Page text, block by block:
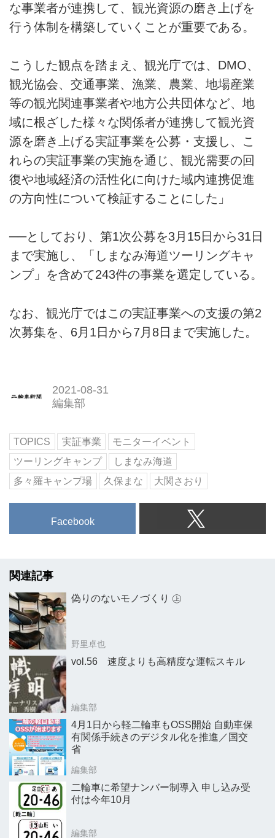
な事業者が連携して、観光資源の磨き上げを
行う体制を構築していくことが重要である。
こうした観点を踏まえ、観光庁では、DMO、
観光協会、交通事業、漁業、農業、地場産業
等の観光関連事業者や地方公共団体など、地
域に根ざした様々な関係者が連携して観光資
源を磨き上げる実証事業を公募・支援し、こ
れらの実証事業の実施を通じ、観光需要の回
復や地域経済の活性化に向けた域内連携促進
の方向性について検証することにした」
──としており、第1次公募を3月15日から31日
まで実施し、「しまなみ海道ツーリングキャ
ンプ」を含めて243件の事業を選定している。
なお、観光庁ではこの実証事業への支援の第2
次募集を、6月1日から7月8日まで実施した。
2021-08-31
編集部
TOPICS 実証事業
モニターイベント
ツーリングキャンプ
しまなみ海道
多々羅キャンプ場
久保まな 大関さおり
Facebook
関連記事
偽りのないモノづくり ㊤
野里卓也
vol.56 速度よりも高精度な運転スキル
編集部
4月1日から軽二輪車もOSS開始 自動車保
有関係手続きのデジタル化を推進／国交
省
編集部
二輪車に希望ナンバー制導入 申し込み受
付は今年10月
編集部